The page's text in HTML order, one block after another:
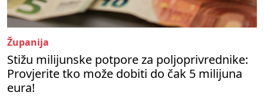
Županija
Stižu milijunske potpore za poljoprivrednike:
Provjerite tko može dobiti do čak 5 milijuna
eura!